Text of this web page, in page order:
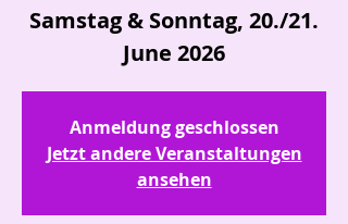
Samstag & Sonntag, 20./21.
June 2026
Anmeldung geschlossen
Jetzt andere Veranstaltungen
ansehen